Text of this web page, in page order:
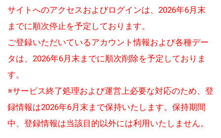
サイトへのアクセスおよびログインは、2026年6月末
までに順次停止を予定しております。
ご登録いただいているアカウント情報および各種デー
タは、2026年6月末までに順次削除を予定しておりま
す。
※サービス終了処理および運営上必要な対応のため、登
録情報は2026年6月末まで保持いたします。保持期間
中、登録情報は当該目的以外には利用いたしません。